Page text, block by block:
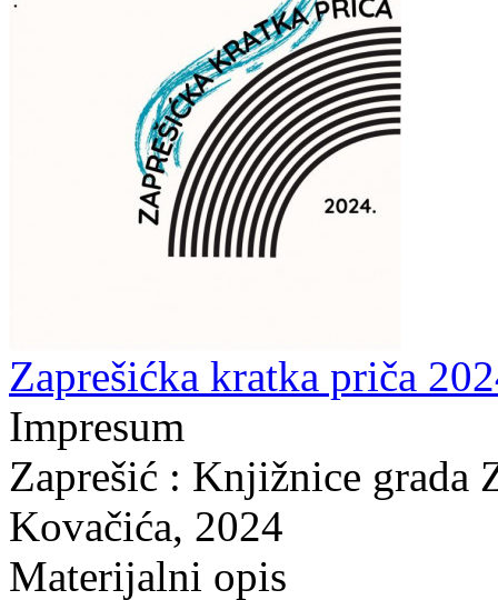
Zaprešićka kratka priča
Impresum
Zaprešić : Knjižnice grada
Kovačića, 2024
Materijalni opis